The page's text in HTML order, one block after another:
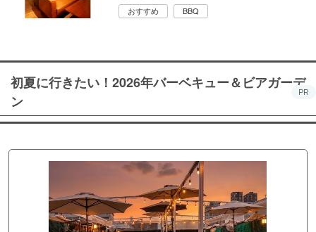
おすすめ BBQ
初夏に行きたい！2026年バーベキュー＆ビアガーデ
ン
PR